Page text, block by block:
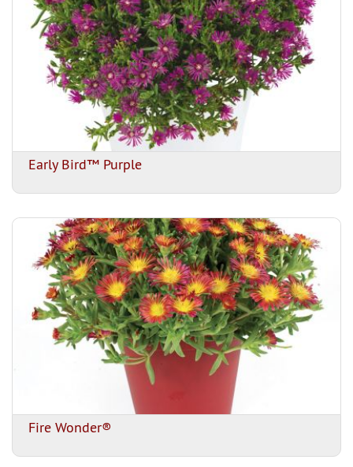
Early Bird™ Purple
Fire Wonder®